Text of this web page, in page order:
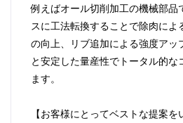
例えばオール切削加工の機械部品
スに工法転換することで除肉によ
の向上、リブ追加による強度アッ
と安定した量産性でトータル的な
ます。
【お客様にとってベストな提案を